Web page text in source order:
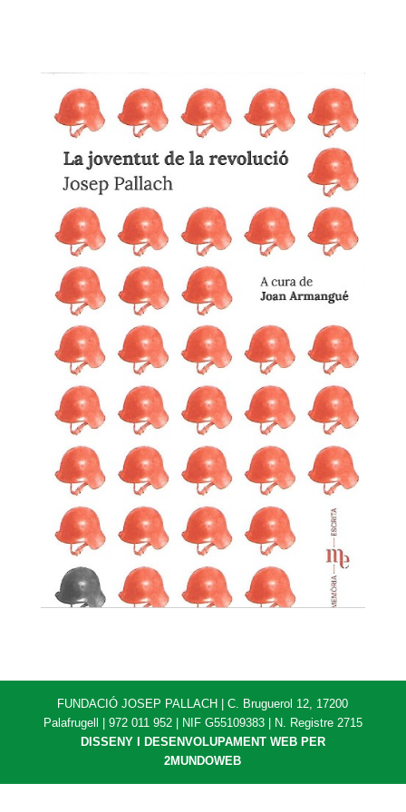
FUNDACIÓ JOSEP PALLACH | C. Bruguerol 12, 17200
Palafrugell | 972 011 952 | NIF G55109383 | N. Registre 2715
DISSENY I DESENVOLUPAMENT WEB PER
2MUNDOWEB